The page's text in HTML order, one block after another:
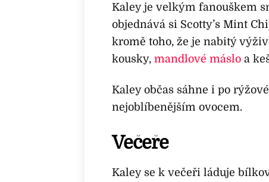
Kaley je velkým fanouškem
objednává si Scotty’s Mint
kromě toho, že je nabitý
kousky, mandlové másloa
Kaley občas sáhne i po
nejoblíbenějším ovocem.
Večeře
Kaley se k večeři láduje